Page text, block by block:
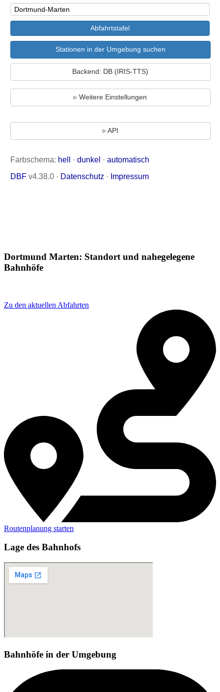
Dortmund Marten: Standort und nahegelegene
Bahnhöfe
Zu den aktuellen Abfahrten
Routenplanung starten
Lage des Bahnhofs
Bahnhöfe in der Umgebung